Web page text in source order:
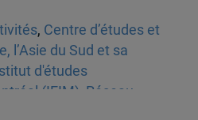
, Centre d’études et
l’Asie du Sud et sa
d'études
(IEIM) Réseau